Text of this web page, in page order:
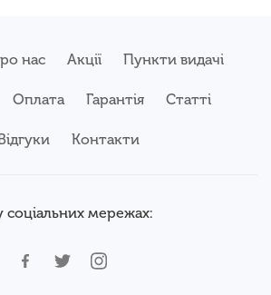
нас Акції Пункти видачі
Оплата Гарантія Статті
Контакти
мережах: